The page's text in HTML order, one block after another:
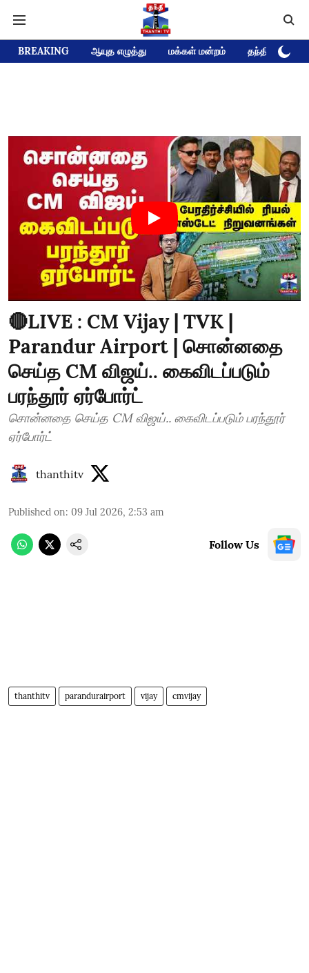
BREAKING ஆயுத எழுத்து மக்கள் மன்றம் தந்தி டிவி
🔴LIVE : CM Vijay | TVK |
Parandur Airport | சொன்னதை
செய்த CM விஜய்.. கைவிடப்படும்
பரந்தூர் ஏர்போர்ட்
சொன்னதை செய்த CM விஜய்.. கைவிடப்படும் பரந்தூர்
ஏர்போர்ட்
thanthitv
Published on: 09 Jul 2026, 2:53 am
Follow Us
thanthitv parandurairport vijay cmvijay